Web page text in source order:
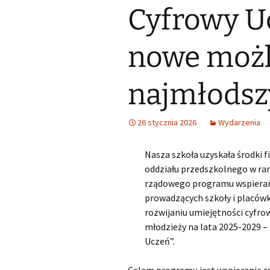
Samorząd
Losy
Śląski Klub Karate i Kick-
Boxingu z siedzibą w
Miejsko Gminna
Biblioteka w Woźnikach
MGOK Woźniki
OSP Lubsza
Wykaz zawodów wiedzy,
artystycznych i
być wymienione na
świadectwie ukończenia
Rekrutacja do szkół
ponadpodstawowych
Wybieram szkołę
Cyfrowy
nowe
26 stycznia 2026 Wydarzenia
Nasza szkoła uzyskała środki
oddziału przedszkolnego w
rządowego programu
prowadzących szkoły i
rozwijaniu umiejętności
młodzieży na lata 2025-2029
Uczeń”.